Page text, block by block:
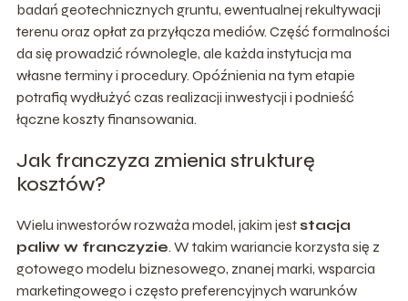
badań geotechnicznych gruntu, ewentualnej rekultywacji
terenu oraz opłat za przyłącza mediów. Część formalności
da się prowadzić równolegle, ale każda instytucja ma
własne terminy i procedury. Opóźnienia na tym etapie
potrafią wydłużyć czas realizacji inwestycji i podnieść
łączne koszty finansowania.
Jak franczyza zmienia strukturę
kosztów?
Wielu inwestorów rozważa model, jakim jeststacja
paliw w franczyzie. W takim wariancie korzysta się z
gotowego modelu biznesowego, znanej marki, wsparcia
marketingowego i często preferencyjnych warunków